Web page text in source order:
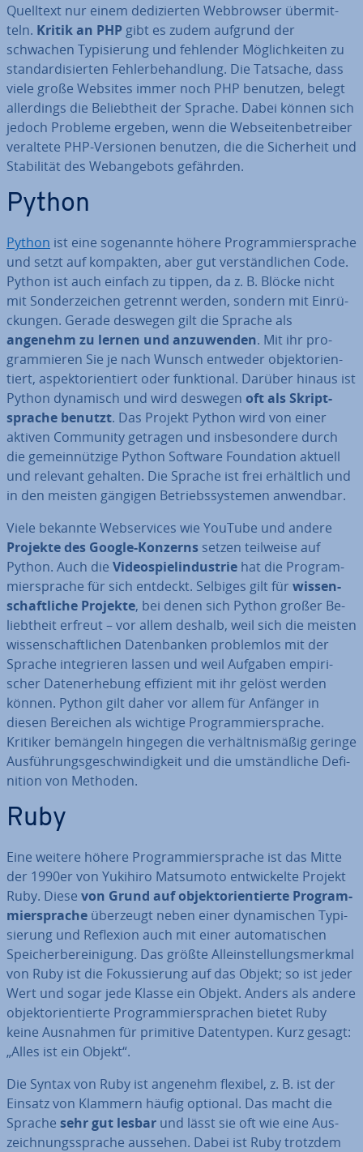
Quelltext nur einem de­di­zier­ten Web­brow­ser über­mit­
teln. Kritik an PHP gibt es zudem aufgrund der
schwachen Ty­pi­sie­rung und fehlender Mög­lich­kei­ten zu
stan­dar­di­sier­ten Feh­ler­be­hand­lung. Die Tatsache, dass
viele große Websites immer noch PHP benutzen, belegt
al­ler­dings die Be­liebt­heit der Sprache. Dabei können sich
jedoch Probleme ergeben, wenn die Web­sei­ten­be­trei­ber
veraltete PHP-Versionen benutzen, die die Si­cher­heit und
Sta­bi­li­tät des Web­an­ge­bots gefährden.
Python
Python ist eine so­ge­nann­te höhere Pro­gram­mier­spra­che
und setzt auf kompakten, aber gut ver­ständ­li­chen Code.
Python ist auch einfach zu tippen, da z. B. Blöcke nicht
mit Son­der­zei­chen getrennt werden, sondern mit Ein­rü­
ckun­gen. Gerade deswegen gilt die Sprache als
angenehm zu lernen und an­zu­wen­den. Mit ihr pro­
gram­mie­ren Sie je nach Wunsch entweder ob­jekt­ori­en­
tiert, aspekt­ori­en­tiert oder funk­tio­nal. Darüber hinaus ist
Python dynamisch und wird deswegen oft als Skript­
spra­che benutzt. Das Projekt Python wird von einer
aktiven Community getragen und ins­be­son­de­re durch
die ge­mein­nüt­zi­ge Python Software Foun­da­ti­on aktuell
und relevant gehalten. Die Sprache ist frei er­hält­lich und
in den meisten gängigen Be­triebs­sys­te­men anwendbar.
Viele bekannte Web­ser­vices wie YouTube und andere
Projekte des Google-Konzerns setzen teilweise auf
Python. Auch die Vi­deo­spiel­in­dus­trie hat die Pro­gram­
mier­spra­che für sich entdeckt. Selbiges gilt für wis­sen­
schaft­li­che Projekte, bei denen sich Python großer Be­
liebt­heit erfreut – vor allem deshalb, weil sich die meisten
wis­sen­schaft­li­chen Da­ten­ban­ken pro­blem­los mit der
Sprache in­te­grie­ren lassen und weil Aufgaben em­pi­ri­
scher Da­ten­er­he­bung effizient mit ihr gelöst werden
können. Python gilt daher vor allem für Anfänger in
diesen Bereichen als wichtige Pro­gram­mier­spra­che.
Kritiker bemängeln hingegen die ver­hält­nis­mä­ßig geringe
Aus­füh­rungs­ge­schwin­dig­keit und die um­ständ­li­che De­fi­
ni­ti­on von Methoden.
Ruby
Eine weitere höhere Pro­gram­mier­spra­che ist das Mitte
der 1990er von Yukihiro Matsumoto ent­wi­ckel­te Projekt
Ruby. Diese von Grund auf ob­jekt­ori­en­tier­te Pro­gram­
mier­spra­che überzeugt neben einer dy­na­mi­schen Ty­pi­
sie­rung und Reflexion auch mit einer au­to­ma­ti­schen
Spei­cher­be­rei­ni­gung. Das größte Al­lein­stel­lungs­merk­mal
von Ruby ist die Fo­kus­sie­rung auf das Objekt; so ist jeder
Wert und sogar jede Klasse ein Objekt. Anders als andere
ob­jekt­ori­en­tier­te Pro­gram­mier­spra­chen bietet Ruby
keine Ausnahmen für primitive Da­ten­ty­pen. Kurz gesagt:
„Alles ist ein Objekt“.
Die Syntax von Ruby ist angenehm flexibel, z. B. ist der
Einsatz von Klammern häufig optional. Das macht die
Sprache sehr gut lesbar und lässt sie oft wie eine Aus­
zeich­nungs­spra­che aussehen. Dabei ist Ruby trotzdem